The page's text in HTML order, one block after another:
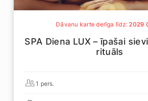
Dāvanu karte derīga līdz:2029
SPA Diena LUX – īpašai
rituāls
1 pers.